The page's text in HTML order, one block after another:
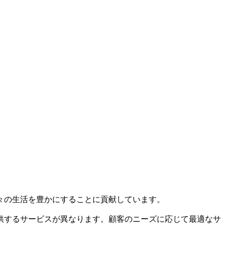
生活を豊かにすることに貢献しています。
るサービスが異なります。顧客のニーズに応じて最適なサ